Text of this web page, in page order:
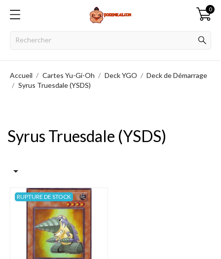
0
Accueil Cartes Yu-Gi-Oh Deck YGO
Deck de Démarrage
Syrus Truesdale (YSDS)
Syrus Truesdale (YSDS)

RUPTURE DE STOCK